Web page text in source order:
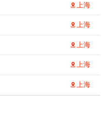
上海
上海
上海
上海
上海